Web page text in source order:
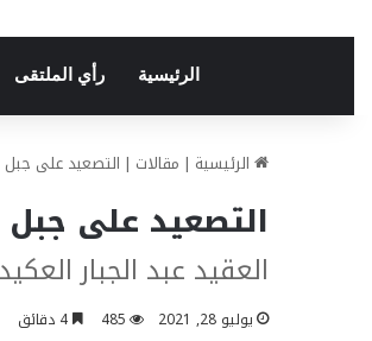
الرئيسية رأي الملتقى
الرئيسية | مقالات | التصعيد على جبل
التصعيد على
العقيد عبد الجبار
يوليو 28, 2021 485